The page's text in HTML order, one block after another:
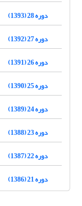
دوره 28 (1393)
دوره 27 (1392)
دوره 26 (1391)
دوره 25 (1390)
دوره 24 (1389)
دوره 23 (1388)
دوره 22 (1387)
دوره 21 (1386)